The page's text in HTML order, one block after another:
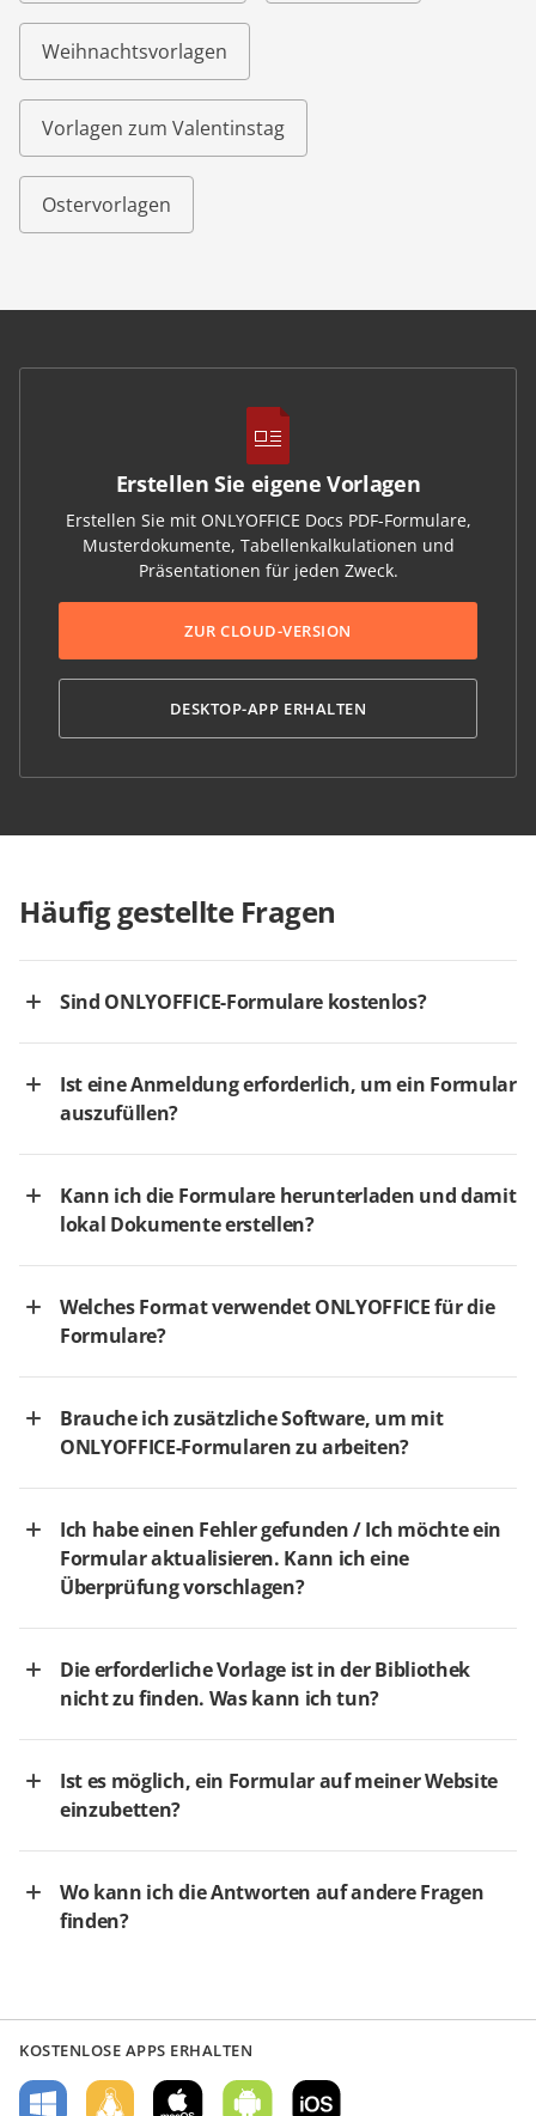
Weihnachtsvorlagen
Vorlagen zum Valentinstag
Ostervorlagen
Erstellen Sie eigene Vorlagen
Erstellen Sie mit ONLYOFFICE Docs PDF-Formulare,
Musterdokumente, Tabellenkalkulationen und
Präsentationen für jeden Zweck.
ZUR CLOUD-VERSION
DESKTOP-APP ERHALTEN
Häufig gestellte Fragen
Sind ONLYOFFICE-Formulare kostenlos?
Ist eine Anmeldung erforderlich, um ein Formular
auszufüllen?
Kann ich die Formulare herunterladen und damit
lokal Dokumente erstellen?
Welches Format verwendet ONLYOFFICE für die
Formulare?
Brauche ich zusätzliche Software, um mit
ONLYOFFICE-Formularen zu arbeiten?
Ich habe einen Fehler gefunden / Ich möchte ein
Formular aktualisieren. Kann ich eine
Überprüfung vorschlagen?
Die erforderliche Vorlage ist in der Bibliothek
nicht zu finden. Was kann ich tun?
Ist es möglich, ein Formular auf meiner Website
einzubetten?
Wo kann ich die Antworten auf andere Fragen
finden?
KOSTENLOSE APPS ERHALTEN